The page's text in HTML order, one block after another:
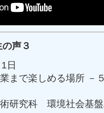
声３
日
まで楽しめる場所 －
術研究科 環境社会基